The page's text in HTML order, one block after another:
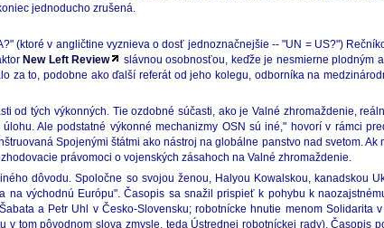
jednoducho zrušená.
(ktoré v angličtine vyznieva o dosť jednoznačnejšie -- "UN = US?")
New Left Review
slávnou osobnosťou, keďže je nesmierne plodným
za to, podobne ako ďalší referát od jeho kolegu, odborníka na
od tých výkonných. Tie ozdobné súčasti, ako je Valné zhromaždenie,
Ale podstatné výkonné mechanizmy OSN sú iné," hovorí v rámci
Spojenými štátmi ako nástroj na globálne panstvo nad svetom.
právomoci o vojenských zásahoch na Valné zhromaždenie.
dôvodu. Spoločne so svojou ženou, Halyou Kowalskou, kanadskou
na východnú Európu". Časopis sa snažil prispieť k pohybu k
a Petr Uhl v Česko-Slovensku; robotnícke hnutie menom
tom pôvodnom slova zmysle, teda Ústrednej robotníckej rady). Časopis